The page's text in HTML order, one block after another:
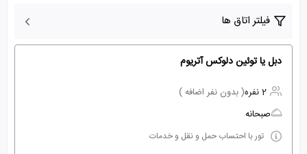
فیلتر اتاق ها
دبل یا توئین دلوکس آتریوم
2 نفره
( بدون نفر اضافه )
صبحانه
تور با احتساب حمل و نقل و خدمات